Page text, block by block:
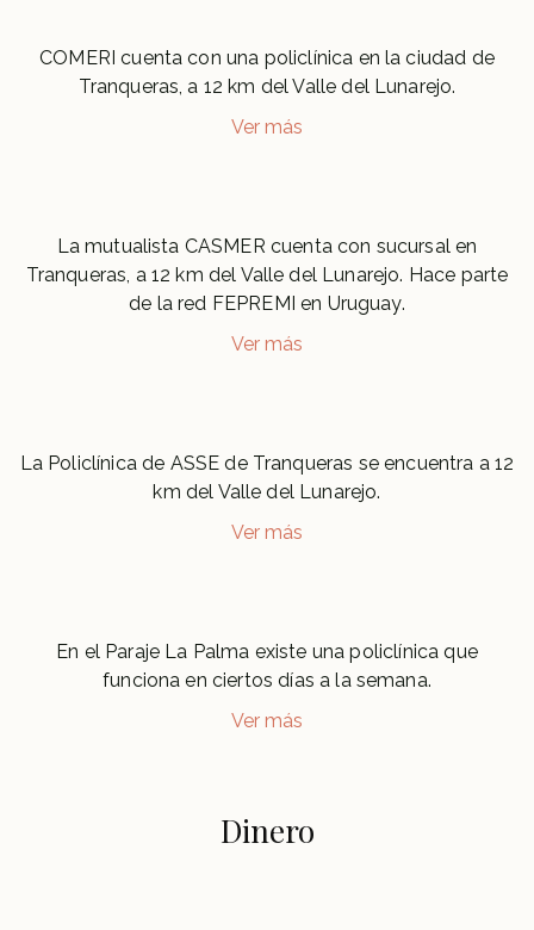
COMERI cuenta con una policlínica en la ciudad de
Tranqueras, a 12 km del Valle del Lunarejo.
Ver más
La mutualista CASMER cuenta con sucursal en
Tranqueras, a 12 km del Valle del Lunarejo. Hace parte
de la red FEPREMI en Uruguay.
Ver más
La Policlínica de ASSE de Tranqueras se encuentra a 12
km del Valle del Lunarejo.
Ver más
En el Paraje La Palma existe una policlínica que
funciona en ciertos días a la semana.
Ver más
Dinero